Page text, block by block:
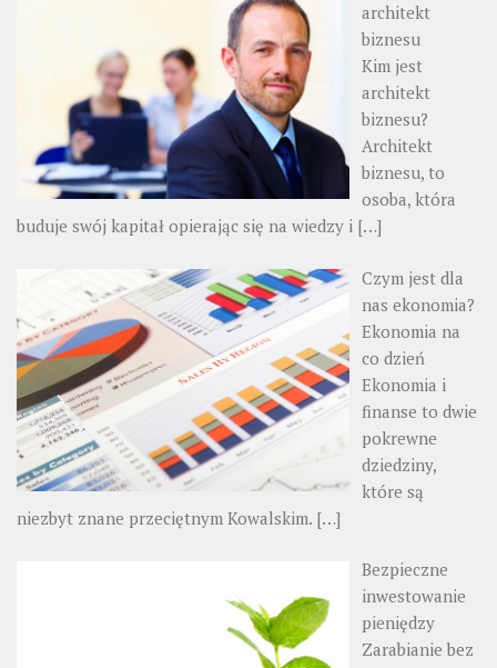
architekt
biznesu
Kim jest
architekt
biznesu?
Architekt
biznesu, to
osoba, która
buduje swój kapitał opierając się na wiedzy i […]
Czym jest dla
nas ekonomia?
Ekonomia na
co dzień
Ekonomia i
finanse to dwie
pokrewne
dziedziny,
które są
niezbyt znane przeciętnym Kowalskim. […]
Bezpieczne
inwestowanie
pieniędzy
Zarabianie bez